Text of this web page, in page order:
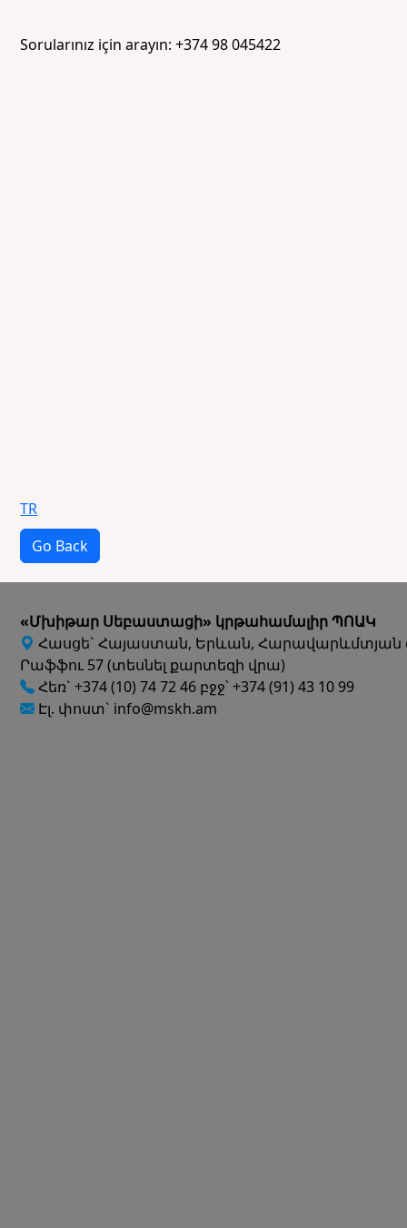
Sorularınız için arayın: +374 98 045422
TR
Go Back
«Մխիթար Սեբաստացի» կրթահամալիր ՊՈԱԿ
Հասցե` Հայաստան, Երևան, Հարավարևմտյան
Րաֆֆու 57 (տեսնել քարտեզի վրա)
Հեռ` +374 (10) 74 72 46 բջջ՝ +374 (91) 43 10 99
Էլ. փոստ` info@mskh.am